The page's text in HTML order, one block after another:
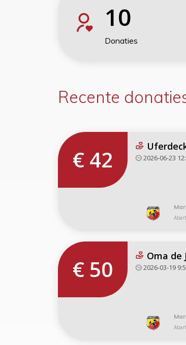
10
Donaties
Recente
€ 42 2026-06-23
€ 50 Oma de
2026-03-19